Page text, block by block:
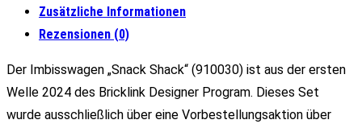
Zusätzliche Informationen
Rezensionen (0)
Der Imbisswagen „Snack Shack“ (910030) ist aus der ersten
Welle 2024 des Bricklink Designer Program. Dieses Set
wurde ausschließlich über eine Vorbestellungsaktion über